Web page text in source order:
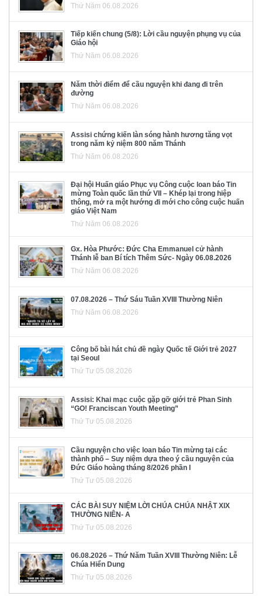
Thứ Năm 06.08.2026
Tiếp kiến chung (5/8): Lời cầu nguyện phụng vụ của
Giáo hội
Thứ Năm 06.08.2026
Năm thời điểm để cầu nguyện khi đang đi trên
đường
Thứ Năm 06.08.2026
Assisi chứng kiến làn sóng hành hương tăng vọt
trong năm kỷ niệm 800 năm Thánh
Thứ Năm 06.08.2026
Đại hội Huấn giáo Phục vụ Công cuộc loan báo Tin
mừng Toàn quốc lần thứ VII – Khép lại trong hiệp
thông, mở ra một hướng đi mới cho công cuộc huấn
giáo Việt Nam
Thứ Năm 06.08.2026
Gx. Hòa Phước: Đức Cha Emmanuel cử hành
Thánh lễ ban Bí tích Thêm Sức- Ngày 06.08.2026
Thứ Năm 06.08.2026
07.08.2026 – Thứ Sáu Tuần XVIII Thường Niên
Thứ Năm 06.08.2026
Công bố bài hát chủ đề ngày Quốc tế Giới trẻ 2027
tại Seoul
Thứ Tư 05.08.2026
Assisi: Khai mạc cuộc gặp gỡ giới trẻ Phan Sinh
“GO! Franciscan Youth Meeting”
Thứ Tư 05.08.2026
Cầu nguyện cho việc loan báo Tin mừng tại các
thành phố – Suy niệm dựa theo ý cầu nguyện của
Đức Giáo hoàng tháng 8/2026 phần I
Thứ Tư 05.08.2026
CÁC BÀI SUY NIỆM LỜI CHÚA CHÚA NHẬT XIX
THƯỜNG NIÊN- A
Thứ Tư 05.08.2026
06.08.2026 – Thứ Năm Tuần XVIII Thường Niên: Lễ
Chúa Hiển Dung
Thứ Tư 05.08.2026